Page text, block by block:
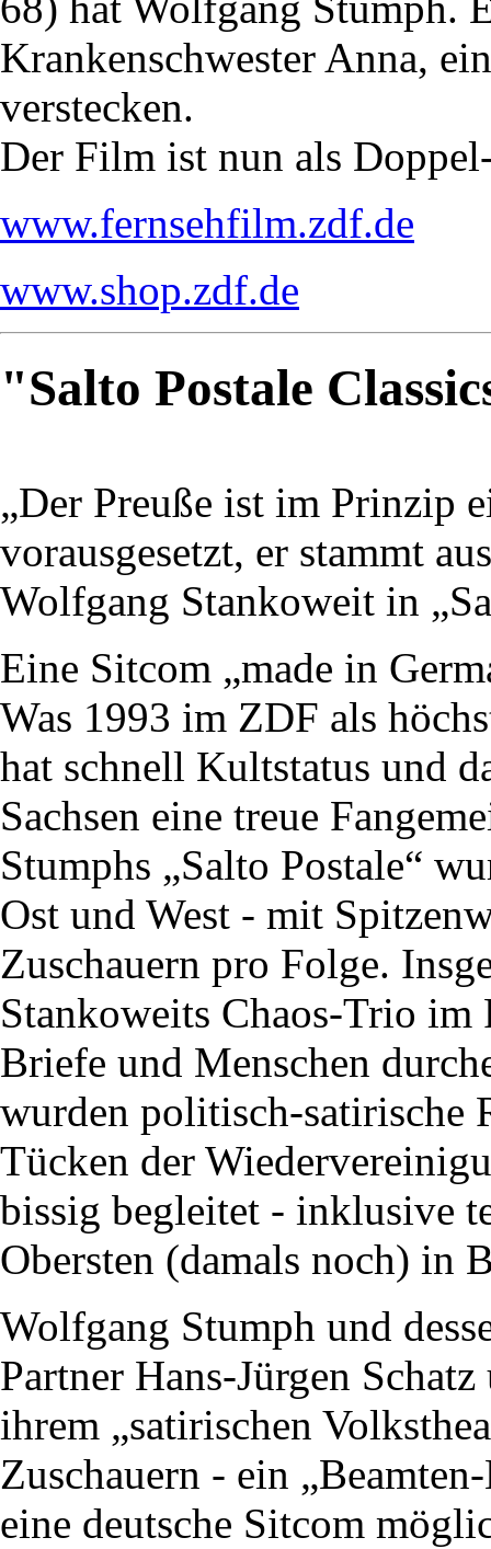
Krankenschwester Anna,
verstecken.
Der Film ist nun als
www.fernsehfilm.zdf.de
www.shop.zdf.de
"Salto Postale
„Der Preuße ist im Prinzip
vorausgesetzt, er stammt
Wolfgang Stankoweit in
Eine Sitcom „made in
Was 1993 im ZDF als
hat schnell Kultstatus und
Sachsen eine treue
Stumphs „Salto Postale“
Ost und West - mit
Zuschauern pro Folge.
Stankoweits Chaos-Trio
Briefe und Menschen
wurden politisch-satirische
Tücken der
bissig begleitet - inklusive
Obersten (damals noch) in
Wolfgang Stumph und
Partner Hans-Jürgen
ihrem „satirischen
Zuschauern - ein
eine deutsche Sitcom